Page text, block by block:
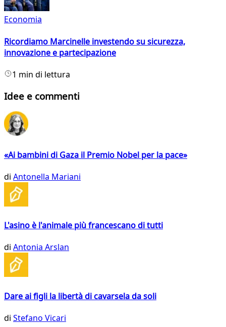
Economia
Ricordiamo Marcinelle investendo su sicurezza,
innovazione e partecipazione
1 min di lettura
Idee e commenti
«Ai bambini di Gaza il Premio Nobel per la pace»
di Antonella Mariani
L'asino è l'animale più francescano di tutti
di Antonia Arslan
Dare ai figli la libertà di cavarsela da soli
di Stefano Vicari